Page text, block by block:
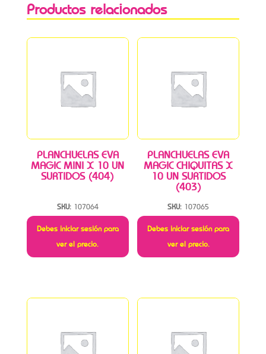
Productos relacionados
PLANCHUELAS EVA
MAGIC MINI X 10 UN
SURTIDOS (404)
SKU: 107064
Debes iniciar sesión para
ver el precio.
PLANCHUELAS EVA
MAGIC CHIQUITAS X
10 UN SURTIDOS
(403)
SKU: 107065
Debes iniciar sesión para
ver el precio.